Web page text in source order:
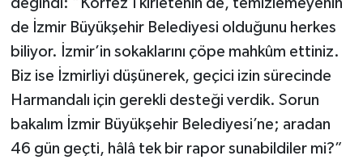
de İzmir Büyükşehir Belediyesi olduğunu herkes
biliyor. İzmir’in sokaklarını çöpe mahkûm ettiniz.
Biz ise İzmirliyi düşünerek, geçici izin sürecinde
Harmandalı için gerekli desteği verdik. Sorun
bakalım İzmir Büyükşehir Belediyesi’ne; aradan
46 gün geçti, hâlâ tek bir rapor sunabildiler mi?”